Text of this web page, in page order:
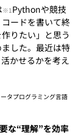
※1 Pythonや競技
ードを書いて終
りたい」と思う
した。最近は特
かせるかを考え
タプログラミング言語
な“理解”を効率